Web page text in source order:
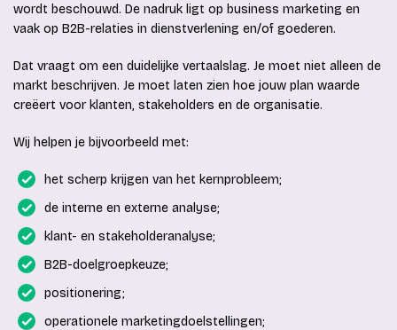
wordt beschouwd. De nadruk ligt op business marketing en
vaak op B2B-relaties in dienstverlening en/of goederen.
Dat vraagt om een duidelijke vertaalslag. Je moet niet alleen de
markt beschrijven. Je moet laten zien hoe jouw plan waarde
creëert voor klanten, stakeholders en de organisatie.
Wij helpen je bijvoorbeeld met:
het scherp krijgen van het kernprobleem;
de interne en externe analyse;
klant- en stakeholderanalyse;
B2B-doelgroepkeuze;
positionering;
operationele marketingdoelstellingen;